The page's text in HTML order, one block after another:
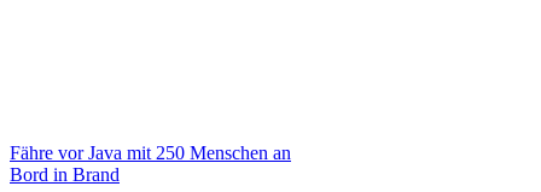
Fähre vor Java mit 250 Menschen an
Bord in Brand